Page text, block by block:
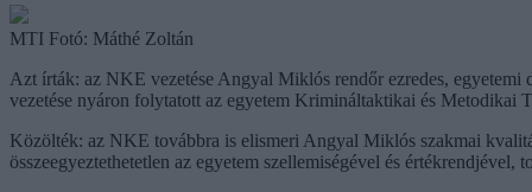
MTI Fotó: Máthé Zoltán
Azt írták: az NKE vezetése Angyal Miklós rendőr ezredes, egyetemi
vezetése nyáron folytatott az egyetem Krimináltaktikai és Metodikai
Közölték: az NKE továbbra is elismeri Angyal Miklós szakmai
összeegyeztethetetlen az egyetem szellemiségével és